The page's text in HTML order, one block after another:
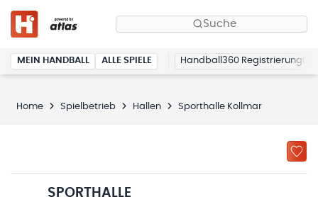
Suche
MEIN HANDBALL ALLE SPIELE Handball360 Registrierung
Home Spielbetrieb Hallen Sporthalle Kollmar
SPORTHALLE